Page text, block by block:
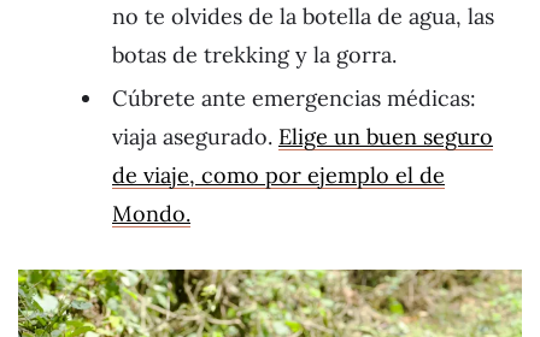
no te olvides de la botella de agua, las
botas de trekking y la gorra.
Cúbrete ante emergencias médicas:
viaja asegurado. Elige un buen seguro
de viaje, como por ejemplo el de
Mondo.